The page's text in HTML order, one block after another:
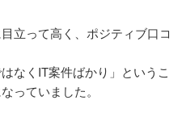
立って高く、ポジティブ口コ
なくIT案件ばかり」というこ
っていました。